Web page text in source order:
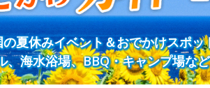
夏休みイベント＆おでかけスポ
、海水浴場、BBQ・キャンプ場な